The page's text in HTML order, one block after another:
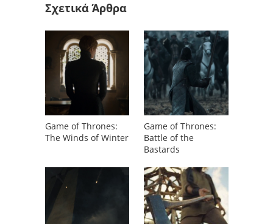
Σχετικά Άρθρα
Game of Thrones:
The Winds of Winter
Game of Thrones:
Battle of the
Bastards